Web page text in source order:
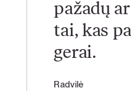
pažadų
tai, kas
gerai.
Radvilė